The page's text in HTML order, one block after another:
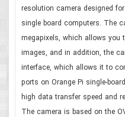
resolution camera designed
single board computers. The
megapixels, which allows you
images, and in addition, the
interface, which allows it to
ports on Orange Pi single-
high data transfer speed and
The camera is based on the